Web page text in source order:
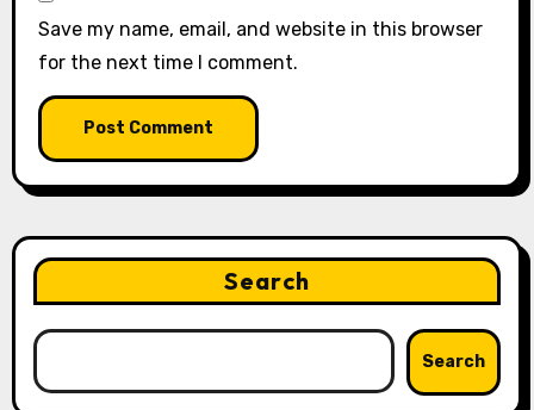
Save my name, email, and website in this browser
for the next time I comment.
Search
Search